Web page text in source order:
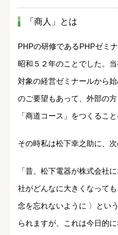
「商人」とは
PHPの研修であるPHPゼミ
昭和５２年のことでした。
対象の経営ゼミナールから
のご要望もあって、外部の
「商道コース」をつくるこ
その時私は松下幸之助に、次
「昔、松下電器が株式会社
社がどんなに大きくなって
念を忘れないように 〉とい
られますが、これは今日的